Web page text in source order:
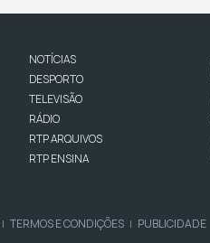
NOTÍCIAS
DESPORTO
TELEVISÃO
RÁDIO
RTP ARQUIVOS
RTP ENSINA
| TERMOS E CONDIÇÕES | PUBLICIDADE